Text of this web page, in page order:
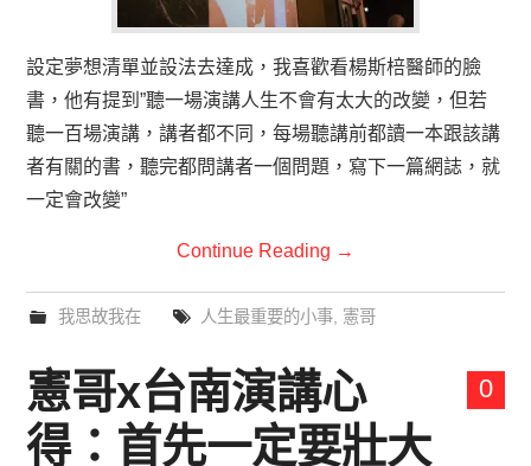
設定夢想清單並設法去達成，我喜歡看楊斯棓醫師的臉
書，他有提到”聽一場演講人生不會有太大的改變，但若
聽一百場演講，講者都不同，每場聽講前都讀一本跟該講
者有關的書，聽完都問講者一個問題，寫下一篇網誌，就
一定會改變”
Continue Reading →
我思故我在 人生最重要的小事, 憲哥
0
憲哥x台南演講心
得：首先一定要壯大